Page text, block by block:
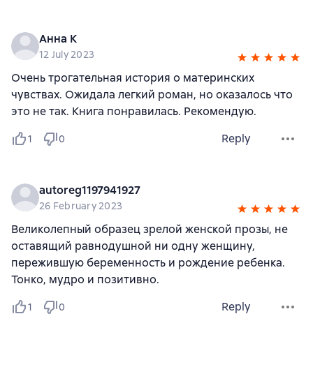
Анна К
12 July 2023
Очень трогательная история о материнских
чувствах. Ожидала легкий роман, но оказалось что
это не так. Книга понравилась. Рекомендую.
1 0 Reply
autoreg1197941927
26 February 2023
Великолепный образец зрелой женской прозы, не
оставящий равнодушной ни одну женщину,
пережившую беременность и рождение ребенка.
Тонко, мудро и позитивно.
1 0 Reply